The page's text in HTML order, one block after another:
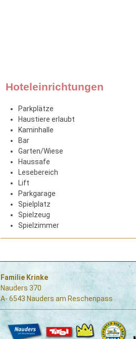
Hoteleinrichtungen
Parkplätze
Haustiere erlaubt
Kaminhalle
Bar
Garten/Wiese
Haussafe
Lesebereich
Lift
Parkgarage
Spielplatz
Spielzeug
Spielzimmer
Familie Krinke
Nauders 370
A- 6543 Nauders am Reschenpass